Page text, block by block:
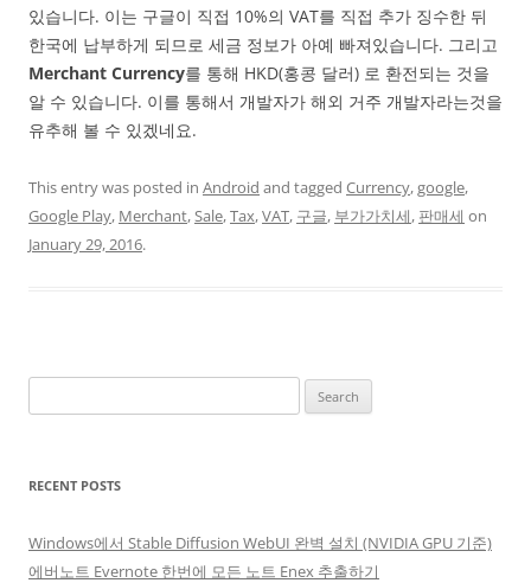
있습니다. 이는 구글이 직접 10%의 VAT를 직접 추가 징수한 뒤
한국에 납부하게 되므로 세금 정보가 아예 빠져있습니다. 그리고
Merchant Currency를 통해 HKD(홍콩 달러) 로 환전되는 것을
알 수 있습니다. 이를 통해서 개발자가 해외 거주 개발자라는것을
유추해 볼 수 있겠네요.
This entry was posted in Android and tagged Currency,google,
Google Play, Merchant, Sale,Tax,VAT, 구글, 부가가치세, 판매세 on
January 29, 2016.
for:
RECENT POSTS
Windows에서 Stable Diffusion WebUI 완벽 설치 (NVIDIA GPU 기준)
에버노트 Evernote 한번에 모든 노트 Enex 추출하기